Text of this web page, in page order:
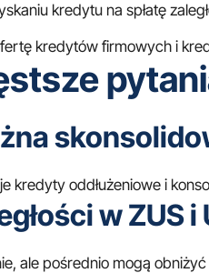
kredytu na spłatę
kredytów firmowych i
kredyty oddłużeniowe i
w ZUS i
ale pośrednio mogą